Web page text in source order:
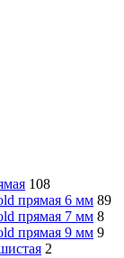
108
прямая 6 мм 89
прямая 7 мм 8
прямая 9 мм 9
2